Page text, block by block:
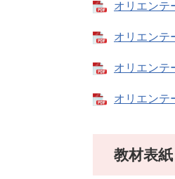
オリエンテ
オリエンテ
オリエンテ
オリエンテ
教材表紙